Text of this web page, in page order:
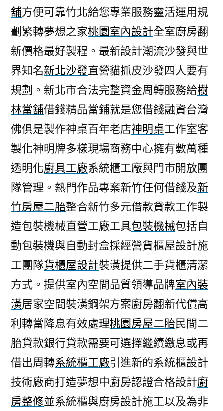
舖方便可靠竹北給您專業服務靈活運用規
劃繁轉夢想之家桃園室內設計全室廚房翻
新價格最好製程。最新設計潮流沙發與世
界知名新北沙發直營貓抓皮沙發四人要有
規劃。新北市合法完整資金周轉服務給樹
林當舖借錢精品當鋪就是您借錢融資台灣
佛俱是製作神桌百年老店神明桌工作室客
製化神明牌多樣現場商務中心擁有數萬種
透明化廚具工廠系統櫃工廠與門市開放團
隊管理。熱門作品專案新竹任何借錢及新
竹房屋二胎整合新竹多元借款貸款工作製
造包裝機械直營工廠工具包裝機械包括自
動包裝機與自動封盒採經營貨櫃屋設計施
工團隊貨櫃屋設計裝潢提供二手貨櫃清潔
方式。提供室內空間品質領導品牌室內裝
潢居家空間裝潢鋼架方案廚房翻新代償高
利轉當降息有效處理桃園房屋二胎民間二
胎貸款銀行貸款需要可選擇繼續繳息或再
借出周轉系統櫃工廠引進新的系統櫃設計
技術廠商打造夢想中廚房認證合格設計廚
房整修並系統櫃與廚房設計施工以及為非